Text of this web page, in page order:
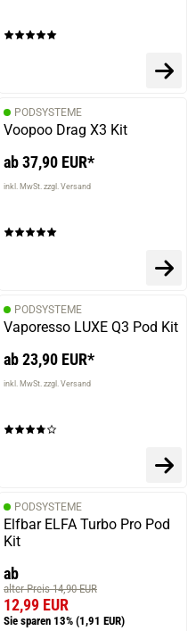
PODSYSTEME
Voopoo Drag X3 Kit
ab 37,90 EUR*
inkl. MwSt. zzgl. Versand
PODSYSTEME
Vaporesso LUXE Q3 Pod Kit
ab 23,90 EUR*
inkl. MwSt. zzgl. Versand
PODSYSTEME
Elfbar ELFA Turbo Pro Pod
Kit
ab
alter Preis 14,90 EUR
12,99 EUR
Sie sparen 13% (1,91 EUR)